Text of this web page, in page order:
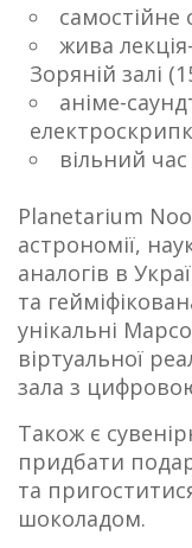
жива
Зоряній залі
аніме-
вільний
Planetarium
астрономії,
аналогів в
та
унікальні
віртуальної
зала з
Також є
придбати
та
шоколадом.